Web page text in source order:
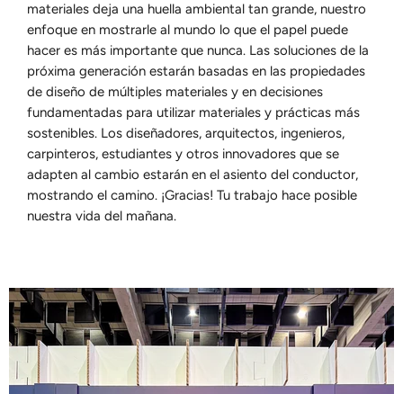
materiales deja una huella ambiental tan grande, nuestro
enfoque en mostrarle al mundo lo que el papel puede
hacer es más importante que nunca. Las soluciones de la
próxima generación estarán basadas en las propiedades
de diseño de múltiples materiales y en decisiones
fundamentadas para utilizar materiales y prácticas más
sostenibles. Los diseñadores, arquitectos, ingenieros,
carpinteros, estudiantes y otros innovadores que se
adapten al cambio estarán en el asiento del conductor,
mostrando el camino. ¡Gracias! Tu trabajo hace posible
nuestra vida del mañana.